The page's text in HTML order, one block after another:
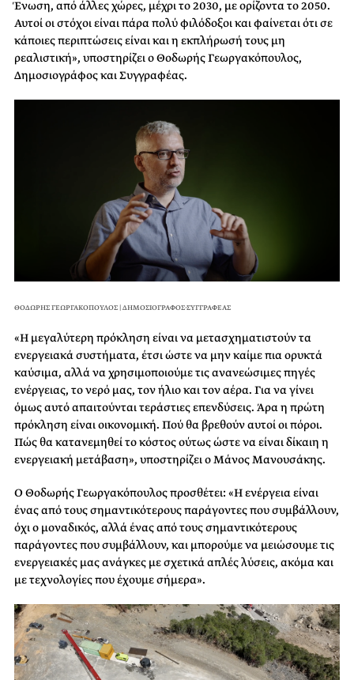
Ένωση, από άλλες χώρες, μέχρι το 2030, με ορίζοντα το 2050.
Αυτοί οι στόχοι είναι πάρα πολύ φιλόδοξοι και φαίνεται ότι σε
κάποιες περιπτώσεις είναι και η εκπλήρωσή τους μη
ρεαλιστική», υποστηρίζει ο Θοδωρής Γεωργακόπουλος,
Δημοσιογράφος και Συγγραφέας.
ΘΟΔΩΡΗΣ ΓΕΩΡΓΑΚΟΠΟΥΛΟΣ | ΔΗΜΟΣΙΟΓΡΑΦΟΣ-ΣΥΓΓΡΑΦΕΑΣ
«H μεγαλύτερη πρόκληση είναι να μετασχηματιστούν τα
ενεργειακά συστήματα, έτσι ώστε να μην καίμε πια ορυκτά
καύσιμα, αλλά να χρησιμοποιούμε τις ανανεώσιμες πηγές
ενέργειας, το νερό μας, τον ήλιο και τον αέρα. Για να γίνει
όμως αυτό απαιτούνται τεράστιες επενδύσεις. Άρα η πρώτη
πρόκληση είναι οικονομική. Πού θα βρεθούν αυτοί οι πόροι.
Πώς θα κατανεμηθεί το κόστος ούτως ώστε να είναι δίκαιη η
ενεργειακή μετάβαση», υποστηρίζει ο Μάνος Μανουσάκης.
Ο Θοδωρής Γεωργακόπουλος προσθέτει: «Η ενέργεια είναι
ένας από τους σημαντικότερους παράγοντες που συμβάλλουν,
όχι ο μοναδικός, αλλά ένας από τους σημαντικότερους
παράγοντες που συμβάλλουν, και μπορούμε να μειώσουμε τις
ενεργειακές μας ανάγκες με σχετικά απλές λύσεις, ακόμα και
με τεχνολογίες που έχουμε σήμερα».